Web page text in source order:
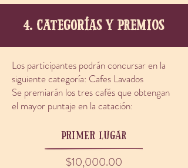
4. categorías y premios
Los participantes podrán concursar en la
siguiente categoría: Cafes Lavados
Se premiarán los tres cafés que obtengan
el mayor puntaje en la catación:
primer lugar
$10,000.00